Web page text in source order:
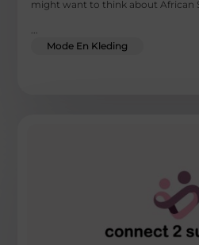
might want to think about African
...
Mode En Kleding